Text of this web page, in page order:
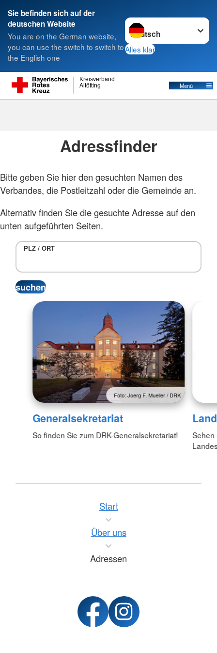
Sie befinden sich auf der
deutschen Website
You are on the German website,
you can use the switch to switch to
the English one
Sprache wechseln zu
Alles klar
Altötting
Kreisverband
Menü
Suche
Foto: A. Zelck / DRKS
Adressfinder
Bitte geben Sie hier den gesuchten Namen des
Verbandes, die Postleitzahl oder die Gemeinde an.
Alternativ finden Sie die gesuchte Adresse auf den
unten aufgeführten Seiten.
PLZ / ORT
Foto: Joerg F. Mueller / DRK
Generalsekretariat
So finden Sie zum DRK-Generalsekretariat!
Sehen
Start
Über uns
Adressen